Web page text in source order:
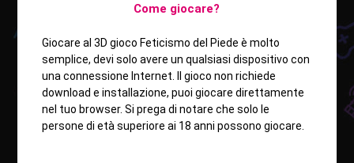
Come giocare?
Giocare al 3D gioco Feticismo del Piede è molto
semplice, devi solo avere un qualsiasi dispositivo con
una connessione Internet. Il gioco non richiede
download e installazione, puoi giocare direttamente
nel tuo browser. Si prega di notare che solo le
persone di età superiore ai 18 anni possono giocare.